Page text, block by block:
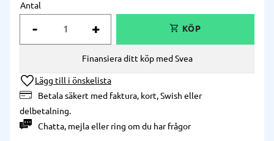
Antal
+
-
Lägg till i önskelista
Betala säkert med faktura, kort, Swish eller
delbetalning.
Chatta, mejlaellerring om du har frågor
Finansiera ditt köp med Svea